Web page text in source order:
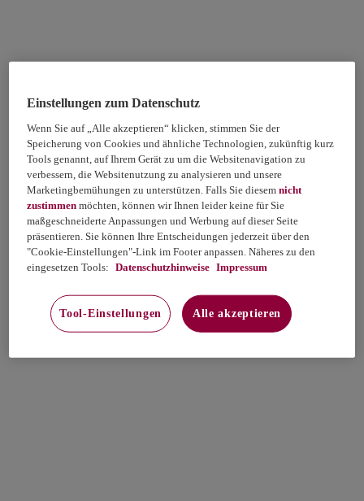
Einstellungen zum Datenschutz
Wenn Sie auf „Alle akzeptieren“ klicken, stimmen Sie der
Speicherung von Cookies und ähnliche Technologien, zukünftig kurz
Tools genannt, auf Ihrem Gerät zu um die Websitenavigation zu
verbessern, die Websitenutzung zu analysieren und unsere
Marketingbemühungen zu unterstützen. Falls Sie diesemnicht
zustimmen möchten, können wir Ihnen leider keine für Sie
maßgeschneiderte Anpassungen und Werbung auf dieser Seite
präsentieren. Sie können Ihre Entscheidungen jederzeit über den
"Cookie-Einstellungen"-Link im Footer anpassen. Näheres zu den
eingesetzen Tools: Datenschutzhinweise Impressum
Tool-Einstellungen Alle akzeptieren